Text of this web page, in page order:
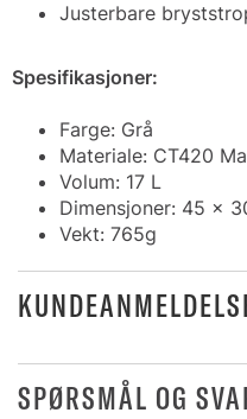
Justerbare
Spesifikasjoner:
Farge: Grå
Materiale: CT420
Volum: 17 L
Dimensjoner: 45 x
Vekt: 765g
SPØRSMÅL OG